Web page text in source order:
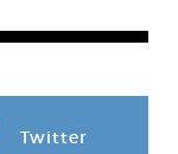
Twitter